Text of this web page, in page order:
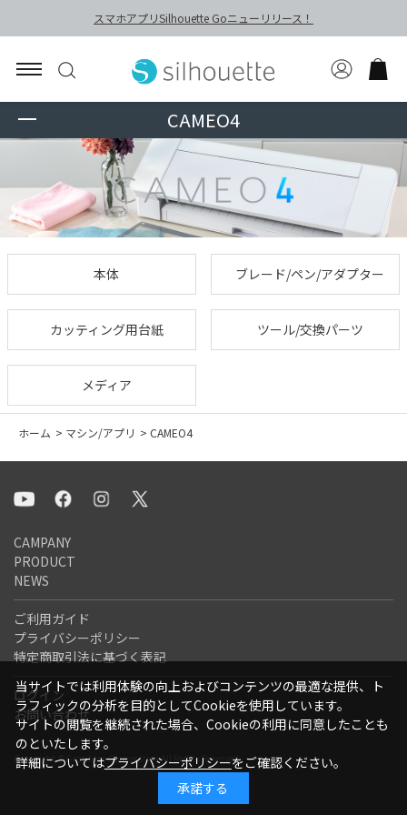
スマホアプリSilhouette Goニューリリース！
CAMEO4
本体 ブレード/ペン/アダプター
カッティング用台紙 ツール/交換パーツ
メディア
ホーム > マシン/アプリ > CAMEO4
CAMPANY
PRODUCT
NEWS
ご利用ガイド
プライバシーポリシー
特定商取引法に基づく表記
ログイン
お問い合わせ
Copyright ©Graphtec Corporation All Rights Reserved.
当サイトでは利用体験の向上およびコンテンツの最適な提供、ト
ラフィックの分析を目的としてCookieを使用しています。
サイトの閲覧を継続された場合、Cookieの利用に同意したことも
のといたします。
詳細についてはプライバシーポリシーをご確認ください。
承諾する